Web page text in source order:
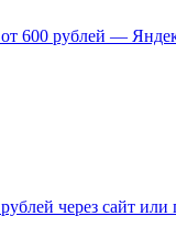
600 рублей —
через сайт